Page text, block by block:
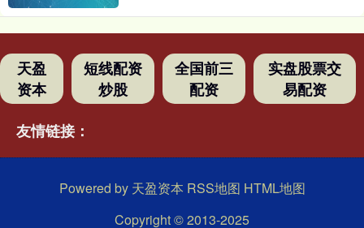
天盈
资本
短线配资
炒股
全国前三
配资
实盘股票交
易配资
友情链接：
Powered by 天盈资本 RSS地图 HTML地图
Copyright© 2013-2025